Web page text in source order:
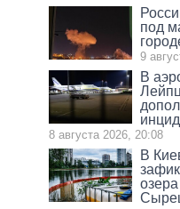
под
9
В
8 августа 2026, 20:08
В